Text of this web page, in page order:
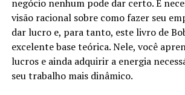
negócio nenhum pode dar certo. É
visão racional sobre como fazer seu
dar lucro e, para tanto, este livro de
excelente base teórica. Nele, você
lucros e ainda adquirir a energia
seu trabalho mais dinâmico.